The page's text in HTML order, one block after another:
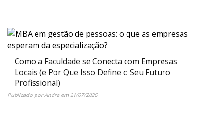
Como a Faculdade se Conecta com Empresas
Locais (e Por Que Isso Define o Seu Futuro
Profissional)
Publicado porAndreem21/07/2026